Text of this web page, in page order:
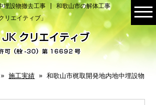
埋設物撤去工事 | 和歌山市の解体工事
リエイティブ」
»施工実績 » 和歌山市梶取開発地内地中埋設物